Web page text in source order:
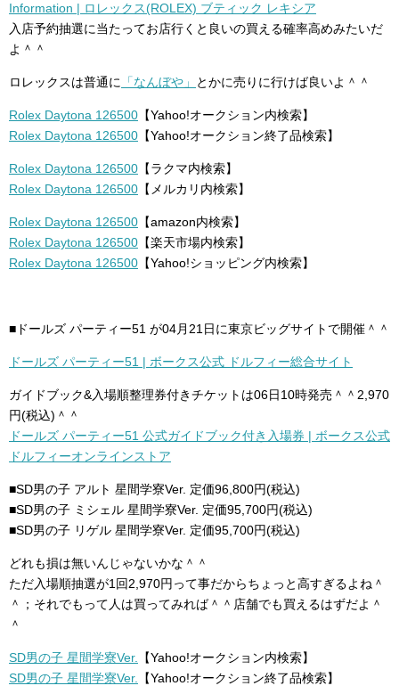
Information | ロレックス(ROLEX) ブティック レキシア
入店予約抽選に当たってお店行くと良いの買える確率高めみたいだ
よ＾＾
ロレックスは普通に 「なんぼや」 とかに売りに行けば良いよ＾＾
Rolex Daytona 126500 【Yahoo!オークション内検索】
Rolex Daytona 126500 【Yahoo!オークション終了品検索】
Rolex Daytona 126500 【ラクマ内検索】
Rolex Daytona 126500 【メルカリ内検索】
Rolex Daytona 126500 【amazon内検索】
Rolex Daytona 126500 【楽天市場内検索】
Rolex Daytona 126500 【Yahoo!ショッピング内検索】
■ドールズ パーティー51 が04月21日に東京ビッグサイトで開催＾＾
ドールズ パーティー51 | ボークス公式 ドルフィー総合サイト
ガイドブック&入場順整理券付きチケットは06日10時発売＾＾2,970
円(税込)＾＾
ドールズ パーティー51 公式ガイドブック付き入場券 | ボークス公式
ドルフィーオンラインストア
■SD男の子 アルト 星間学寮Ver. 定価96,800円(税込)
■SD男の子 ミシェル 星間学寮Ver. 定価95,700円(税込)
■SD男の子 リゲル 星間学寮Ver. 定価95,700円(税込)
どれも損は無いんじゃないかな＾＾
ただ入場順抽選が1回2,970円って事だからちょっと高すぎるよね＾
＾；それでもって人は買ってみれば＾＾店舗でも買えるはずだよ＾
＾
SD男の子 星間学寮Ver.
【Yahoo!オークション内検索】
SD男の子 星間学寮Ver.
【Yahoo!オークション終了品検索】